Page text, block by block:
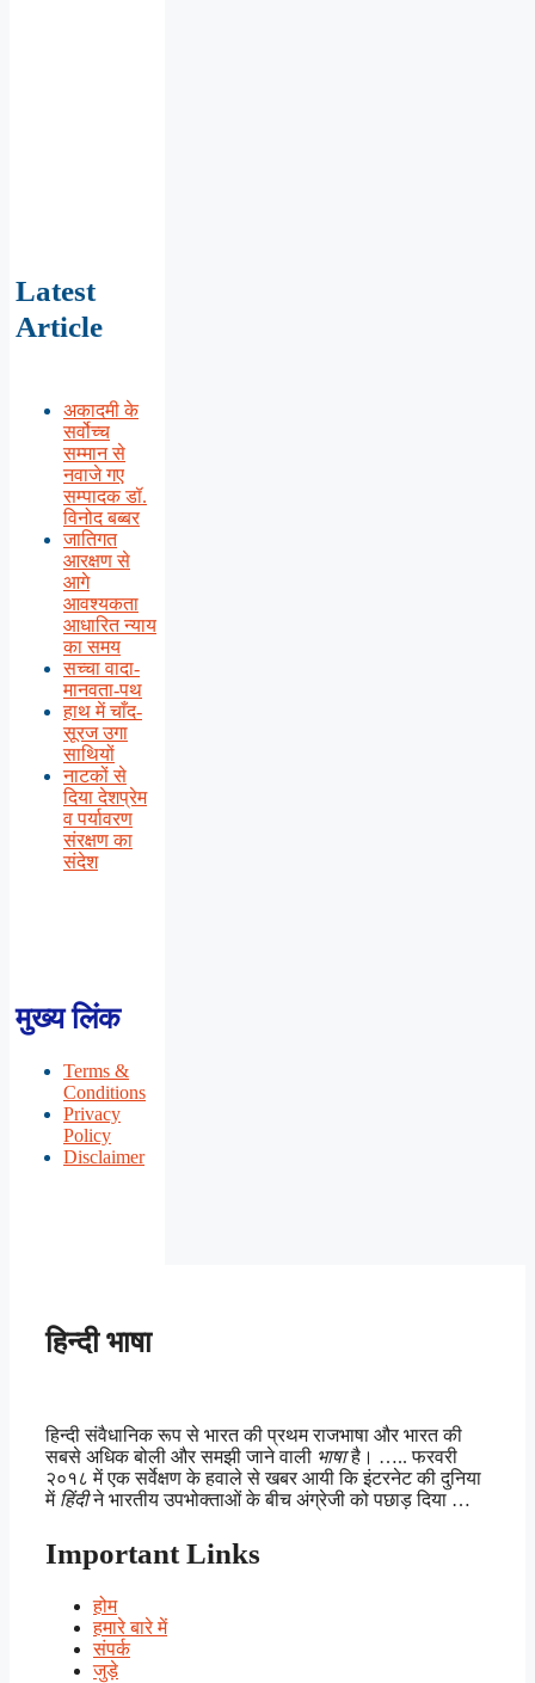
Latest
Article
अकादमी के
सर्वोच्च
सम्मान से
नवाजे गए
सम्पादक डॉ.
विनोद बब्बर
जातिगत
आरक्षण से
आगे
आवश्यकता
आधारित न्याय
का समय
सच्चा वादा-
मानवता-पथ
हाथ में चाँद-
सूरज उगा
साथियों
नाटकों से
दिया देशप्रेम
व पर्यावरण
संरक्षण का
संदेश
मुख्य लिंक
Terms &
Conditions
Privacy
Policy
Disclaimer
हिन्दी भाषा
हिन्दी संवैधानिक रूप से भारत की प्रथम राजभाषा और भारत की
सबसे अधिक बोली और समझी जाने वाली भाषाहै। ….. फरवरी
२०१८ में एक सर्वेक्षण के हवाले से खबर आयी कि इंटरनेट की दुनिया
में हिंदीने भारतीय उपभोक्ताओं के बीच अंग्रेजी को पछाड़ दिया …
Important Links
होम
हमारे बारे में
संपर्क
जुड़े